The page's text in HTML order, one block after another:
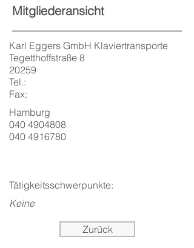
Mitgliederansicht
Karl Eggers GmbH Klaviertransporte
Tegetthoffstraße 8
20259
Tel.:
Fax:
Hamburg
040 4904808
040 4916780
Tätigkeitsschwerpunkte:
Keine
Zurück